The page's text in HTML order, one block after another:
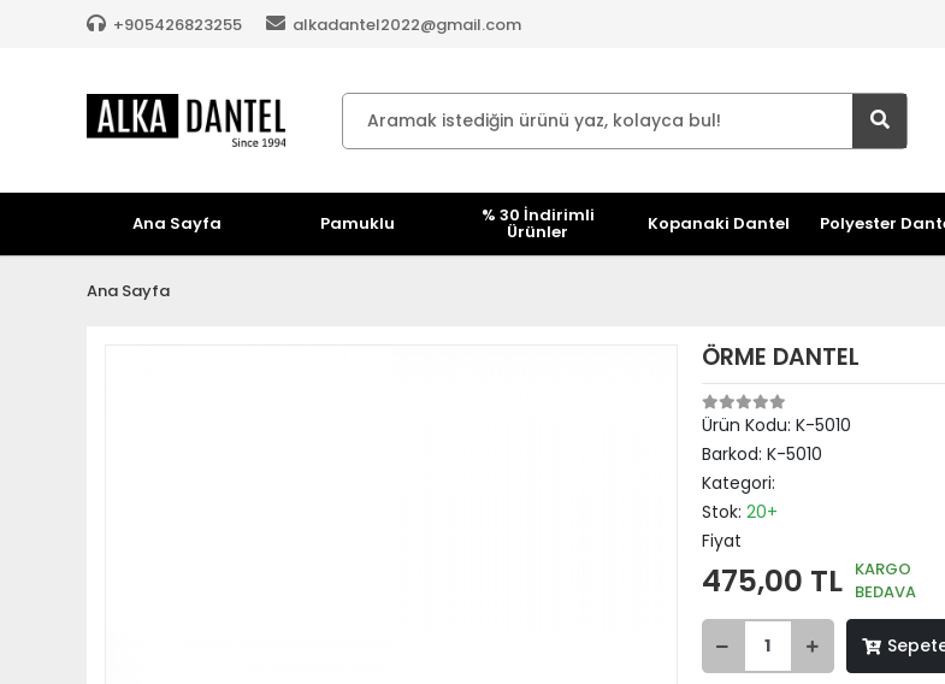
+905426823255 alkadantel2022@gmail.com
Ana Sayfa Pamuklu % 30 İndirimli
Ürünler Kopanaki Dantel Polyester
Ana Sayfa
ÖRME DANTEL
Ürün Kodu: K-5010
Barkod: K-5010
Kategori:
Stok: 20+
Fiyat
475,00 TL KARGO
BEDAVA